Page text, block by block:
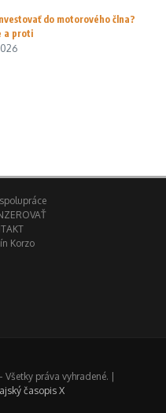
do motorového člna?
a proti
Korzo
práva vyhradené. |
časopis X